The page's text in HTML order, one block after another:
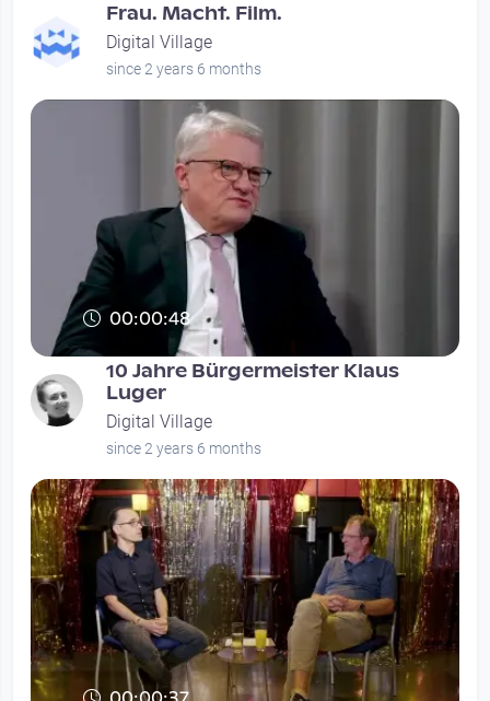
Frau. Macht. Film.
Digital Village
since 2 years 6 months
00:00:48
10 Jahre Bürgermeister Klaus
Luger
Digital Village
since 2 years 6 months